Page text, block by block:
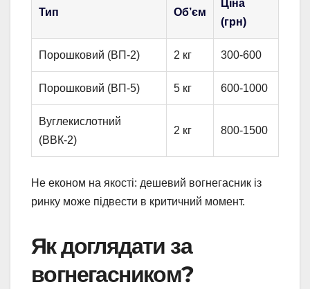
Тип Об’єм
Ціна
(грн)
Порошковий (ВП-2) 2 кг 300-600
Порошковий (ВП-5) 5 кг 600-1000
Вуглекислотний
(ВВК-2)
2 кг 800-1500
Не економ на якості: дешевий вогнегасник із
ринку може підвести в критичний момент.
Як доглядати за
вогнегасником?